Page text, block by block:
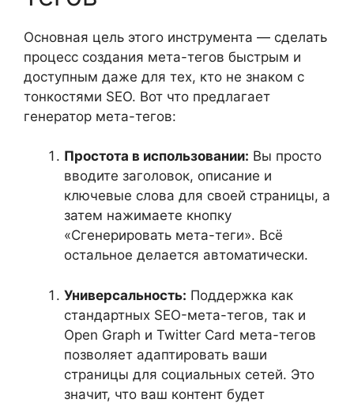
Основная цель этого инструмента — сделать
процесс создания мета-тегов быстрым и
доступным даже для тех, кто не знаком с
тонкостями SEO. Вот что предлагает
генератор мета-тегов:
Простота в использовании: Вы просто
вводите заголовок, описание и
ключевые слова для своей страницы, а
затем нажимаете кнопку
«Сгенерировать мета-теги». Всё
остальное делается автоматически.
Универсальность: Поддержка как
стандартных SEO-мета-тегов, так и
Open Graph и Twitter Card мета-тегов
позволяет адаптировать ваши
страницы для социальных сетей. Это
значит, что ваш контент будет